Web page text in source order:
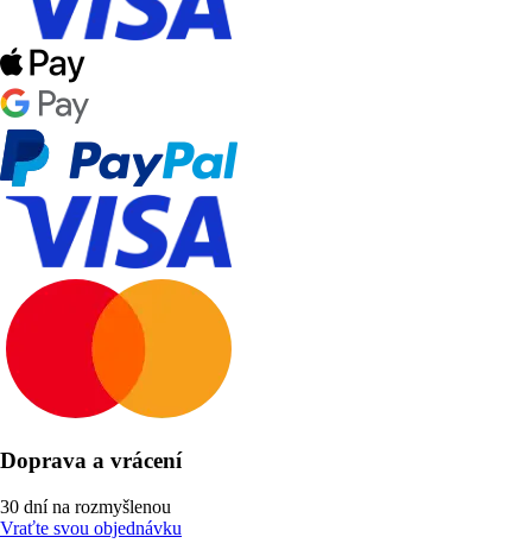
Doprava a vrácení
30 dní na rozmyšlenou
Vraťte svou objednávku